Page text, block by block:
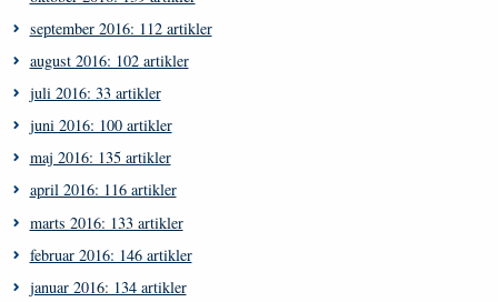
september 2016: 112 artikler
august 2016: 102 artikler
juli 2016: 33 artikler
juni 2016: 100 artikler
maj 2016: 135 artikler
april 2016: 116 artikler
marts 2016: 133 artikler
februar 2016: 146 artikler
januar 2016: 134 artikler